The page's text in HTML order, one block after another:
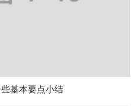
基本要点小结